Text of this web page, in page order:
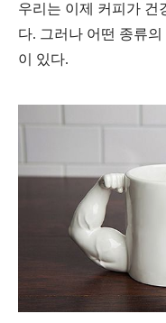
우리는 이제 커피가 건
다. 그러나 어떤 종류
이 있다.